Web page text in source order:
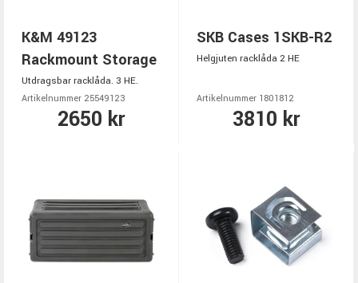
K&M 49123
Rackmount Storage
Utdragsbar racklåda. 3 HE.
Artikelnummer 25549123
2650 kr
SKB Cases 1SKB-R2
Helgjuten racklåda 2 HE
Artikelnummer 1801812
3810 kr